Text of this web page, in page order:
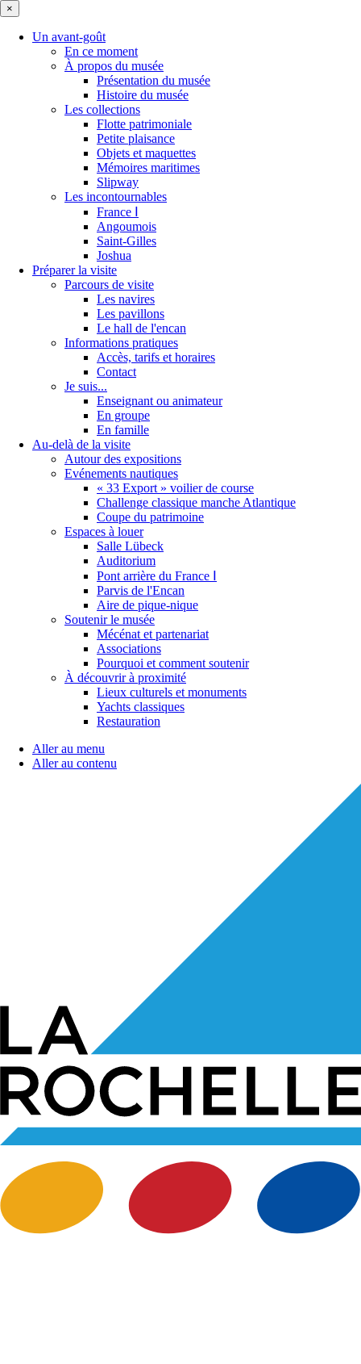
×
Un avant-goût
En ce moment
À propos du musée
Présentation du musée
Histoire du musée
Les collections
Flotte patrimoniale
Petite plaisance
Objets et maquettes
Mémoires maritimes
Slipway
Les incontournables
France Ⅰ
Angoumois
Saint-Gilles
Joshua
Préparer la visite
Parcours de visite
Les navires
Les pavillons
Le hall de l'encan
Informations pratiques
Accès, tarifs et horaires
Contact
Je suis...
Enseignant ou animateur
En groupe
En famille
Au-delà de la visite
Autour des expositions
Evénements nautiques
« 33 Export » voilier de course
Challenge classique manche Atlantique
Coupe du patrimoine
Espaces à louer
Salle Lübeck
Auditorium
Pont arrière du France Ⅰ
Parvis de l'Encan
Aire de pique-nique
Soutenir le musée
Mécénat et partenariat
Associations
Pourquoi et comment soutenir
À découvrir à proximité
Lieux culturels et monuments
Yachts classiques
Restauration
Aller au menu
Aller au contenu